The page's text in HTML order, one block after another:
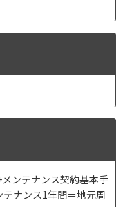
ンテナンス契約基本手
ナンス1年間＝地元周